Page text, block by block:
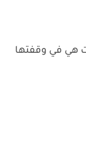
هي في وقفتها